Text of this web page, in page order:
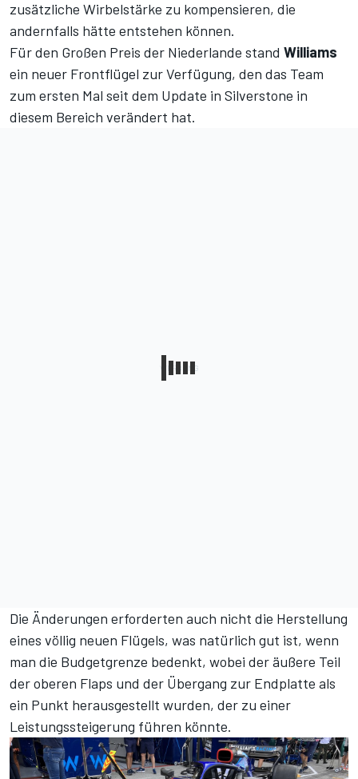
zusätzliche Wirbelstärke zu kompensieren, die
andernfalls hätte entstehen können.
Für den Großen Preis der Niederlande stand Williams
ein neuer Frontflügel zur Verfügung, den das Team
zum ersten Mal seit dem Update in Silverstone in
diesem Bereich verändert hat.
Die Änderungen erforderten auch nicht die Herstellung
eines völlig neuen Flügels, was natürlich gut ist, wenn
man die Budgetgrenze bedenkt, wobei der äußere Teil
der oberen Flaps und der Übergang zur Endplatte als
ein Punkt herausgestellt wurden, der zu einer
Leistungssteigerung führen könnte.